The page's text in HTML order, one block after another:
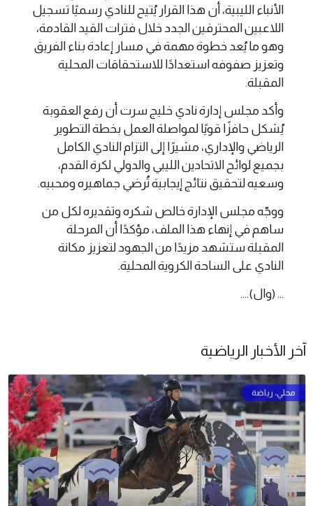
الأنباء الليبية، أن هذا القرار يُتيح للنادي رسميًا تسجيل
اللاعبين المحترفين الجدد خلال فترات القيد القادمة،
وهو ما يُعد خطوة مهمة في مسار إعادة بناء الفريق
وتعزيز صفوفه استعدادًا للاستحقاقات المحلية
المقبلة.
وأكد مجلس إدارة نادي خليج سرت أن رفع العقوبة
يُشكل حافزًا قويًا لمواصلة العمل بخطة التطوير
الرياضي والإداري، مشيرًا إلى التزام النادي الكامل
بجميع لوائح الاتحادين الليبي والدولي لكرة القدم،
وسعيه لتحقيق نتائج إيجابية تُرضي جماهيره ومحبيه.
ووجّه مجلس الإدارة خالص شكره وتقديره لكل من
ساهم في إنهاء هذا الملف، مؤكدًا أن المرحلة
المقبلة ستشهد مزيدًا من الجهود لتعزيز مكانة
النادي على الساحة الكروية المحلية.
... (وال)....
آخر الأخبار الرياضية